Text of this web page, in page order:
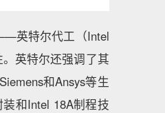
英特尔代工（Intel
英特尔还强调了其
和Ansys等生
和Intel 18A制程技